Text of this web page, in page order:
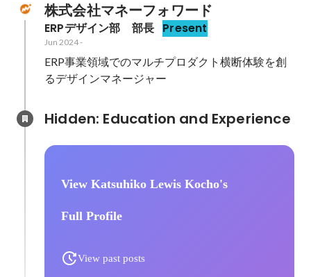
株式会社マネーフォワード
ERPデザイン部　部長 Present
Jun 2024-
ERP事業領域でのマルチプロダクト横断体験を創
るデザインマネージャー
View Katsuhiko Lewis Kocho's
Full Profile
View past posts